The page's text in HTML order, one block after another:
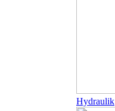
Hydraulik